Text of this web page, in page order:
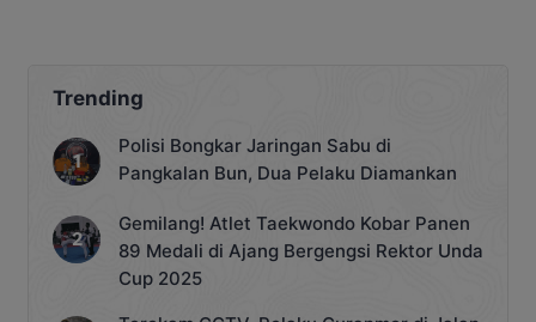
Trending
Polisi Bongkar Jaringan Sabu di
Pangkalan Bun, Dua Pelaku Diamankan
Gemilang! Atlet Taekwondo Kobar Panen
89 Medali di Ajang Bergengsi Rektor Unda
Cup 2025